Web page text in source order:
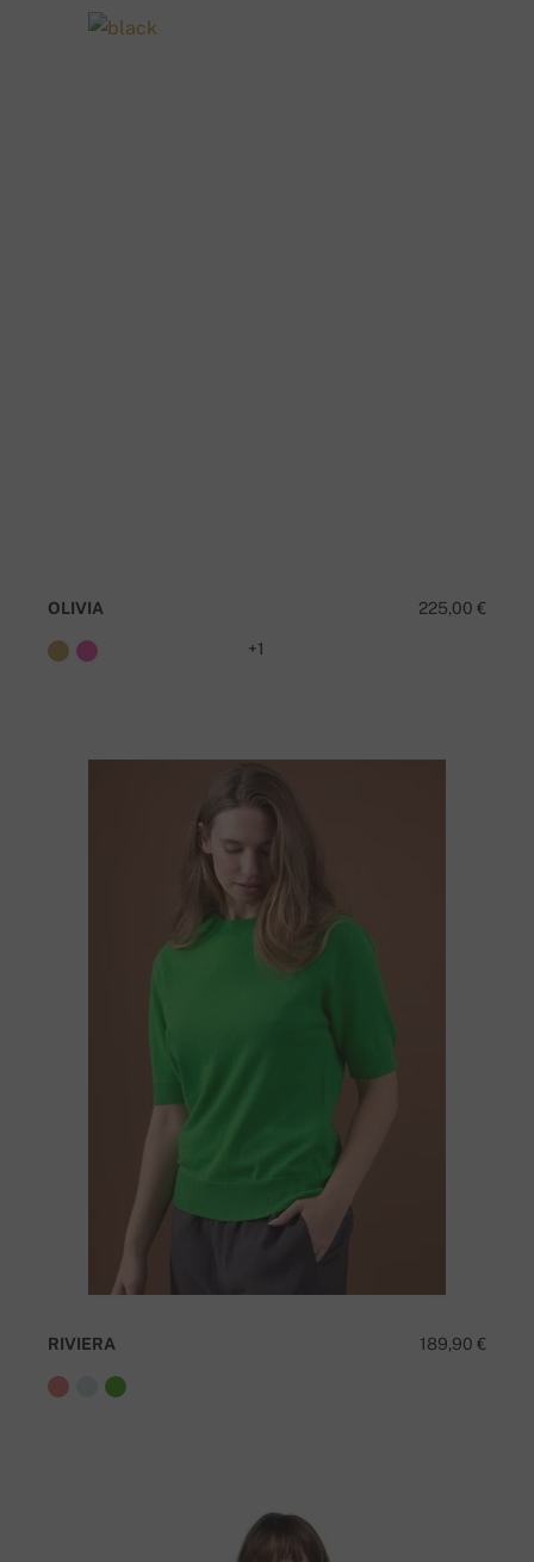
225,00 €
OLIVIA
+1
189,90 €
RIVIERA